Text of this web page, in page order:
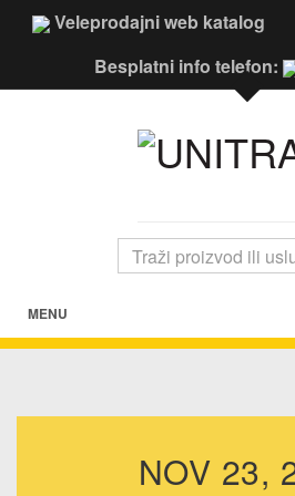
Veleprodajni web katalog
Besplatni info telefon:
MENU
NOV 23,